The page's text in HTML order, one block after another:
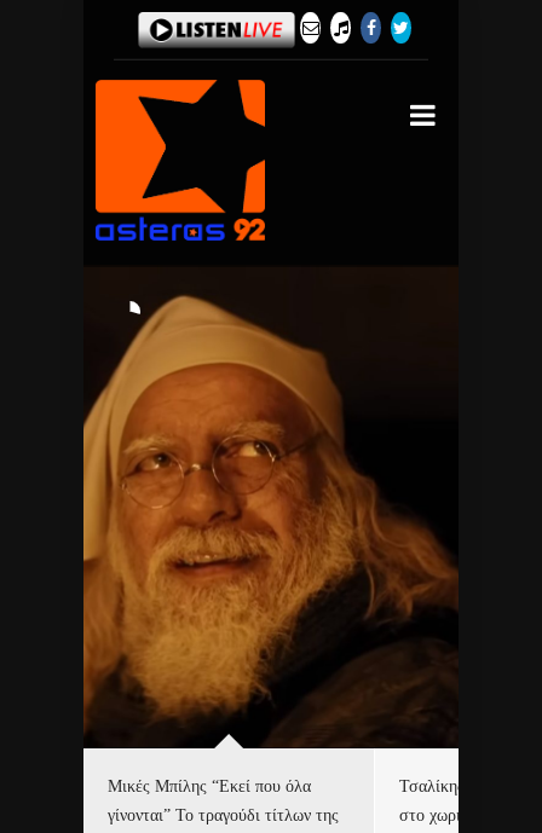
Μικές Μπίλης “Εκεί που όλα
γίνονται” Το τραγούδι τίτλων της
Τσαλίκης,
στο χωριό του Άι